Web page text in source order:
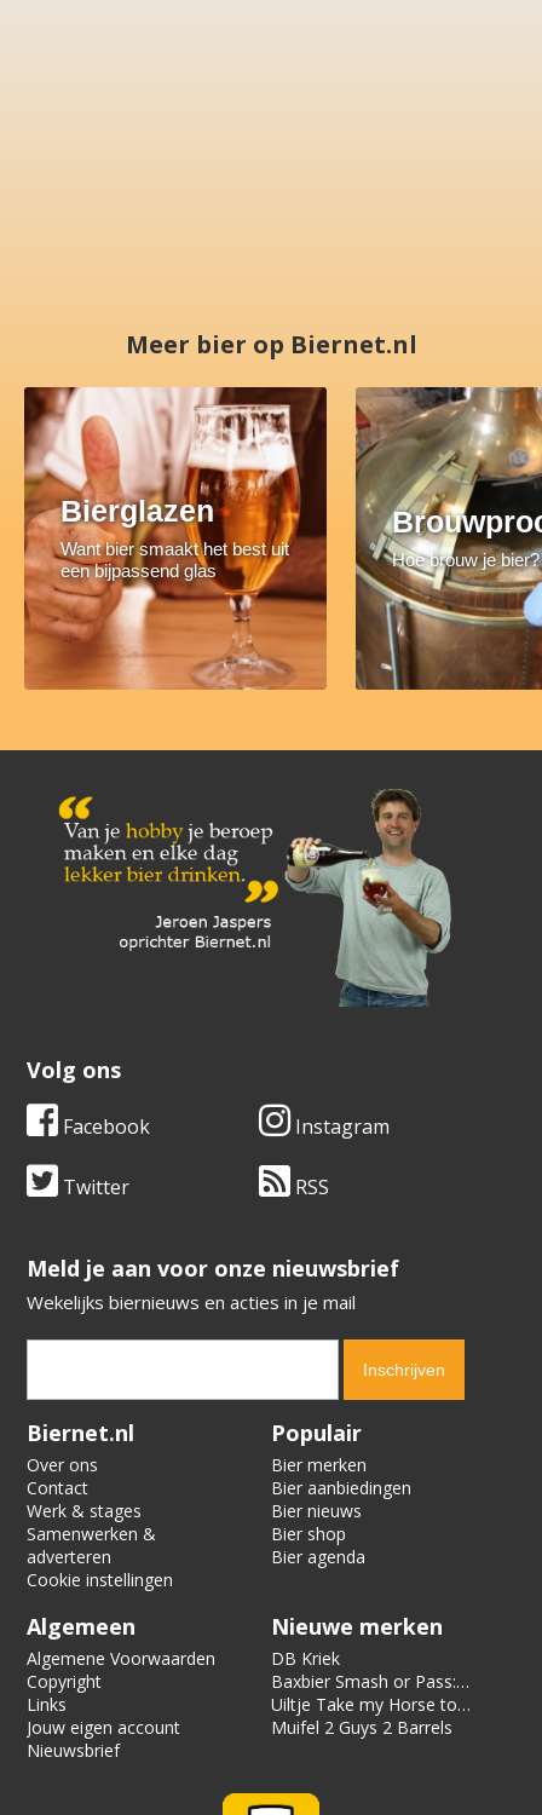
Meer bier op Biernet.nl
Bierglazen
Want bier smaakt het best uit
een bijpassend glas
Hoe brouw je bier?
Volg ons
Facebook Instagram
Twitter RSS
​​​​​​​Meld je aan voor onze nieuwsbrief
Wekelijks biernieuws en acties in je mail
Verification code:
Biernet.nl
Over ons
Contact
Werk & stages
Samenwerken &
adverteren
Cookie instellingen
Populair
Bier merken
Bier aanbiedingen
Bier nieuws
Bier shop
Bier agenda
Algemeen
Algemene Voorwaarden
Copyright
Links
Jouw eigen account
Nieuwsbrief
Nieuwe merken
DB Kriek
Baxbier Smash or Pass:
Strata
Uiltje Take my Horse to
the Hotel Room
Muifel 2 Guys 2 Barrels